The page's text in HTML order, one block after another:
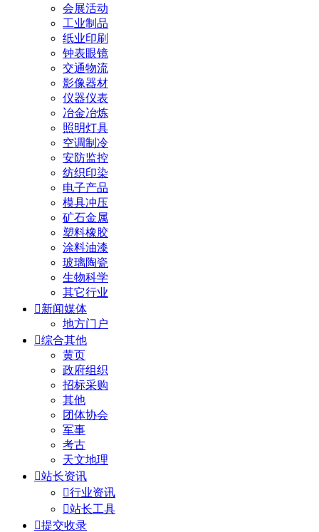
会展活动
工业制品
纸业印刷
钟表眼镜
交通物流
影像器材
仪器仪表
冶金冶炼
照明灯具
空调制冷
安防监控
纺织印染
电子产品
模具冲压
矿石金属
塑料橡胶
涂料油漆
玻璃陶瓷
生物科学
其它行业
新闻媒体
地方门户
综合其他
黄页
政府组织
招标采购
其他
团体协会
军事
考古
天文地理
站长资讯
行业资讯
站长工具
提交收录